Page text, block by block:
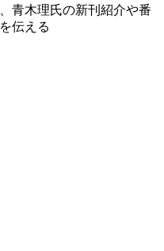
青木理氏の新刊紹介や番
伝える